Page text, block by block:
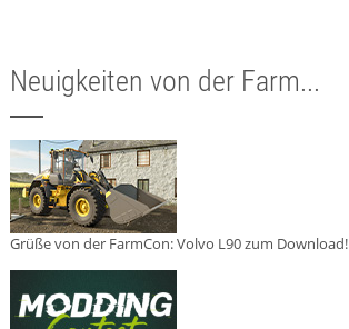
Neuigkeiten von der Farm...
Grüße von der FarmCon: Volvo L90 zum Download!